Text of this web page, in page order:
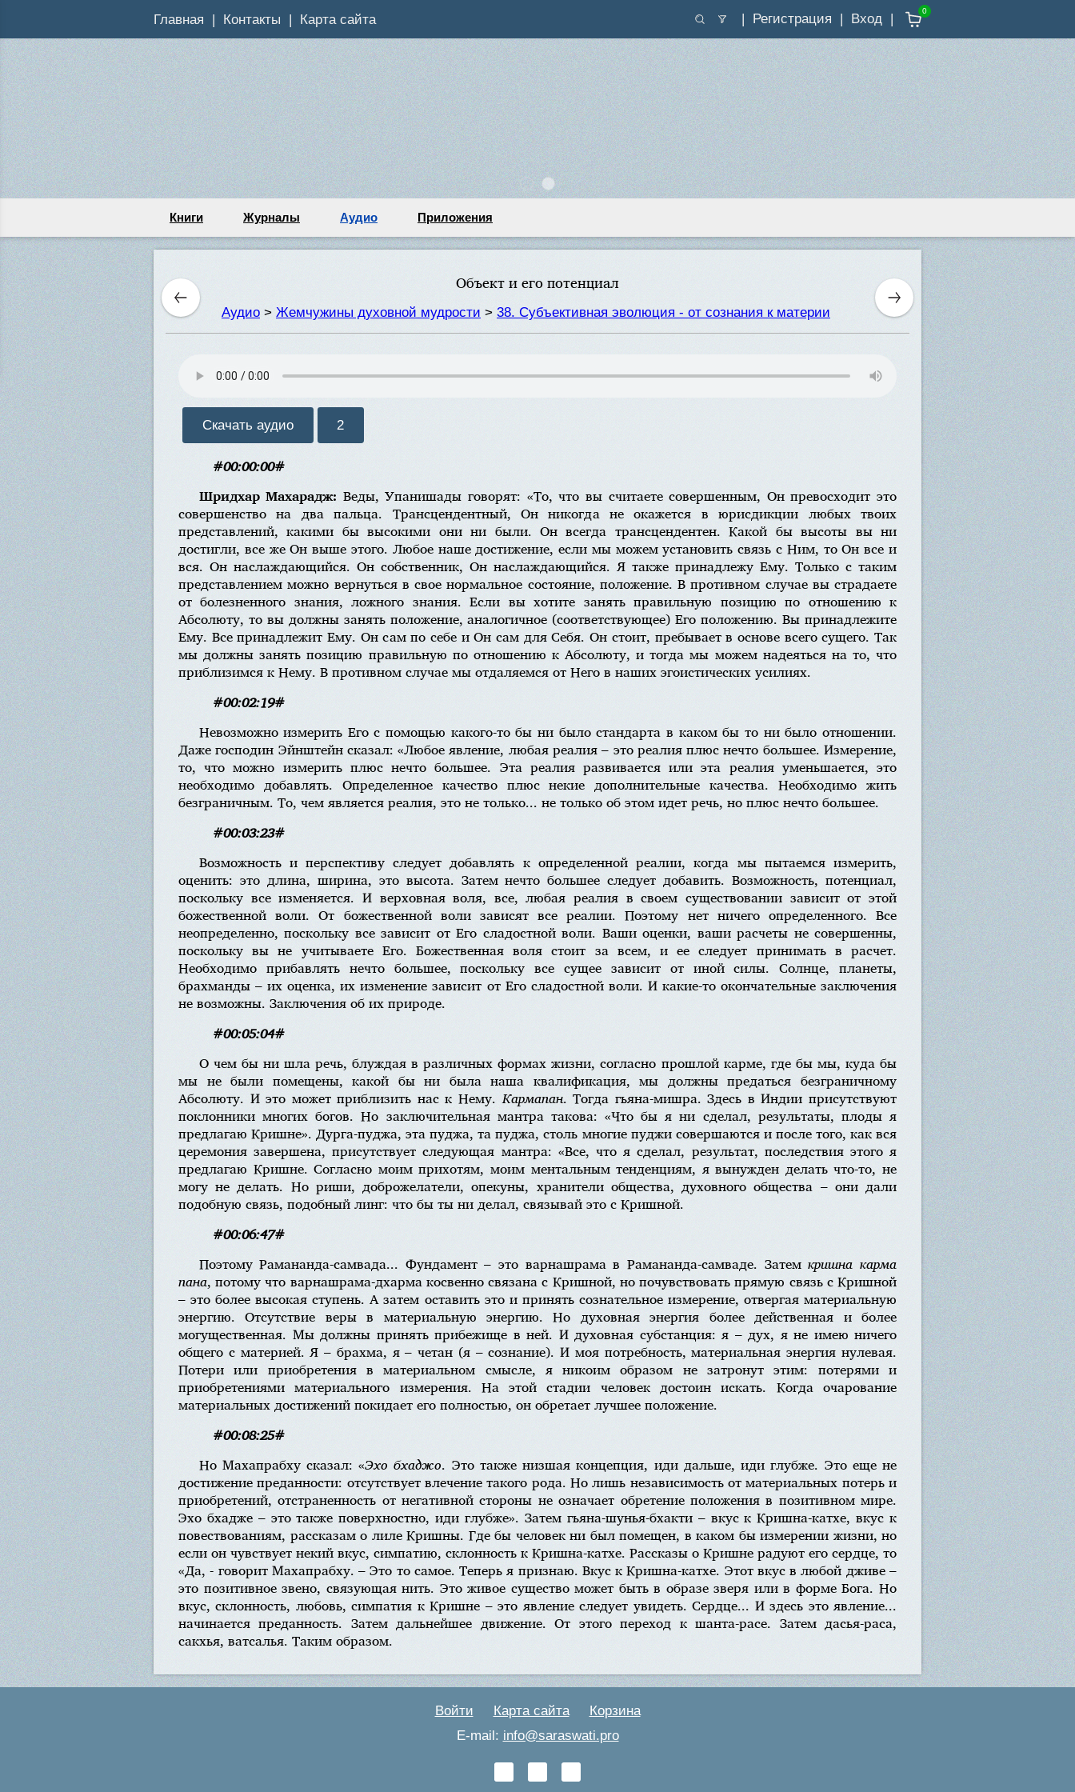
Главная Контакты Карта сайта Регистрация Вход
0
Книги Журналы Аудио Приложения
Объект и его потенциал
Аудио > Жемчужины духовной мудрости > 38. Субъективная эволюция - от сознания к материи
Скачать аудио 2
#00:00:00#
Шридхар Махарадж: Веды, Упанишады говорят: «То, что вы считаете совершенным, Он превосходит это
совершенство на два пальца. Трансцендентный, Он никогда не окажется в юрисдикции любых твоих
представлений, какими бы высокими они ни были. Он всегда трансцендентен. Какой бы высоты вы ни
достигли, все же Он выше этого. Любое наше достижение, если мы можем установить связь с Ним, то Он все и
вся. Он наслаждающийся. Он собственник, Он наслаждающийся. Я также принадлежу Ему. Только с таким
представлением можно вернуться в свое нормальное состояние, положение. В противном случае вы страдаете
от болезненного знания, ложного знания. Если вы хотите занять правильную позицию по отношению к
Абсолюту, то вы должны занять положение, аналогичное (соответствующее) Его положению. Вы принадлежите
Ему. Все принадлежит Ему. Он сам по себе и Он сам для Себя. Он стоит, пребывает в основе всего сущего. Так
мы должны занять позицию правильную по отношению к Абсолюту, и тогда мы можем надеяться на то, что
приблизимся к Нему. В противном случае мы отдаляемся от Него в наших эгоистических усилиях.
#00:02:19#
Невозможно измерить Его с помощью какого-то бы ни было стандарта в каком бы то ни было отношении.
Даже господин Эйнштейн сказал: «Любое явление, любая реалия – это реалия плюс нечто большее. Измерение,
то, что можно измерить плюс нечто большее. Эта реалия развивается или эта реалия уменьшается, это
необходимо добавлять. Определенное качество плюс некие дополнительные качества. Необходимо жить
безграничным. То, чем является реалия, это не только... не только об этом идет речь, но плюс нечто большее.
#00:03:23#
Возможность и перспективу следует добавлять к определенной реалии, когда мы пытаемся измерить,
оценить: это длина, ширина, это высота. Затем нечто большее следует добавить. Возможность, потенциал,
поскольку все изменяется. И верховная воля, все, любая реалия в своем существовании зависит от этой
божественной воли. От божественной воли зависят все реалии. Поэтому нет ничего определенного. Все
неопределенно, поскольку все зависит от Его сладостной воли. Ваши оценки, ваши расчеты не совершенны,
поскольку вы не учитываете Его. Божественная воля стоит за всем, и ее следует принимать в расчет.
Необходимо прибавлять нечто большее, поскольку все сущее зависит от иной силы. Солнце, планеты,
брахманды – их оценка, их изменение зависит от Его сладостной воли. И какие-то окончательные заключения
не возможны. Заключения об их природе.
#00:05:04#
О чем бы ни шла речь, блуждая в различных формах жизни, согласно прошлой карме, где бы мы, куда бы
мы не были помещены, какой бы ни была наша квалификация, мы должны предаться безграничному
Абсолюту. И это может приблизить нас к Нему.Кармапан. Тогда гьяна-мишра. Здесь в Индии присутствуют
поклонники многих богов. Но заключительная мантра такова: «Что бы я ни сделал, результаты, плоды я
предлагаю Кришне». Дурга-пуджа, эта пуджа, та пуджа, столь многие пуджи совершаются и после того, как вся
церемония завершена, присутствует следующая мантра: «Все, что я сделал, результат, последствия этого я
предлагаю Кришне. Согласно моим прихотям, моим ментальным тенденциям, я вынужден делать что-то, не
могу не делать. Но риши, доброжелатели, опекуны, хранители общества, духовного общества – они дали
подобную связь, подобный линг: что бы ты ни делал, связывай это с Кришной.
#00:06:47#
Поэтому Рамананда-самвада... Фундамент – это варнашрама в Рамананда-самваде. Затемкришна карма
пана, потому что варнашрама-дхарма косвенно связана с Кришной, но почувствовать прямую связь с Кришной
– это более высокая ступень. А затем оставить это и принять сознательное измерение, отвергая материальную
энергию. Отсутствие веры в материальную энергию. Но духовная энергия более действенная и более
могущественная. Мы должны принять прибежище в ней. И духовная субстанция: я – дух, я не имею ничего
общего с материей. Я – брахма, я – четан (я – сознание). И моя потребность, материальная энергия нулевая.
Потери или приобретения в материальном смысле, я никоим образом не затронут этим: потерями и
приобретениями материального измерения. На этой стадии человек достоин искать. Когда очарование
материальных достижений покидает его полностью, он обретает лучшее положение.
#00:08:25#
Но Махапрабху сказал: «Эхо бхаджо. Это также низшая концепция, иди дальше, иди глубже. Это еще не
достижение преданности: отсутствует влечение такого рода. Но лишь независимость от материальных потерь и
приобретений, отстраненность от негативной стороны не означает обретение положения в позитивном мире.
Эхо бхадже – это также поверхностно, иди глубже». Затем гьяна-шунья-бхакти – вкус к Кришна-катхе, вкус к
повествованиям, рассказам о лиле Кришны. Где бы человек ни был помещен, в каком бы измерении жизни, но
если он чувствует некий вкус, симпатию, склонность к Кришна-катхе. Рассказы о Кришне радуют его сердце, то
«Да, - говорит Махапрабху. – Это то самое. Теперь я признаю. Вкус к Кришна-катхе. Этот вкус в любой дживе –
это позитивное звено, связующая нить. Это живое существо может быть в образе зверя или в форме Бога. Но
вкус, склонность, любовь, симпатия к Кришне – это явление следует увидеть. Сердце... И здесь это явление...
начинается преданность. Затем дальнейшее движение. От этого переход к шанта-расе. Затем дасья-раса,
сакхья, ватсалья. Таким образом.
Войти Карта сайта
Корзина
E-mail: info@saraswati.pro